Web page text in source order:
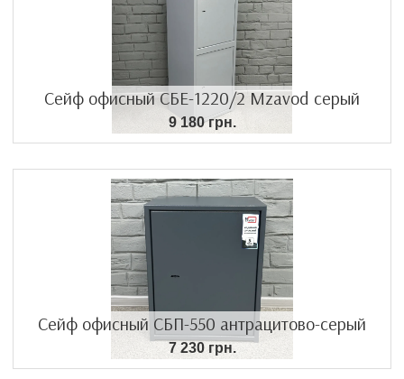
Сейф офисный СБЕ-1220/2 Mzavod серый
9 180 грн.
Сейф офисный СБП-550 антрацитово-серый
7 230 грн.